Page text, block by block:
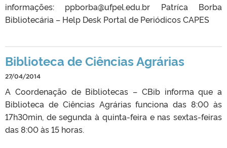
informações: ppborba@ufpel.edu.br Patríca Borba
Bibliotecária – Help Desk Portal de Periódicos CAPES
Biblioteca de Ciências Agrárias
27/04/2014
A Coordenação de Bibliotecas – CBib informa que a
Biblioteca de Ciências Agrárias funciona das 8:00 às
17h30min, de segunda à quinta-feira e nas sextas-feiras
das 8:00 às 15 horas.